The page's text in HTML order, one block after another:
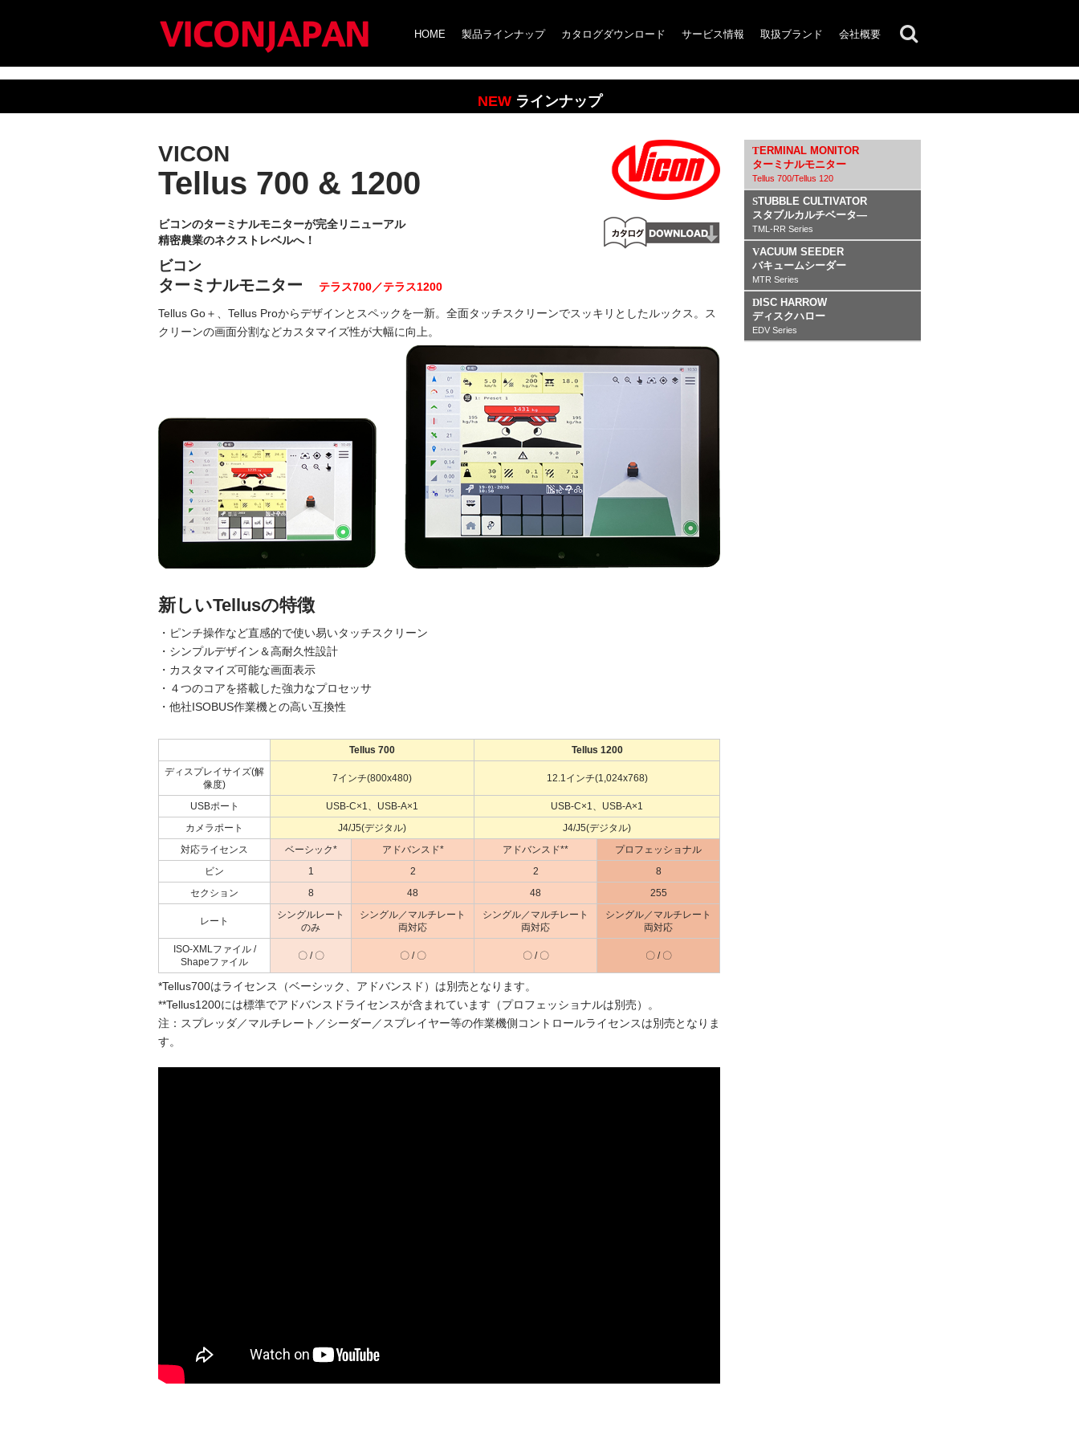
HOME 製品ラインナップ カタログダウンロード サービス情報 取扱ブランド 会社概要
NEWラインナップ
VICON
Tellus 700 & 1200
ビコンのターミナルモニターが完全リニューアル
精密農業のネクストレベルへ！
ビコン
ターミナルモニター テラス700／テラス1200
Tellus Go＋、Tellus Proからデザインとスペックを一新。全面タッチスクリーンでスッキリとしたルックス。ス
クリーンの画面分割などカスタマイズ性が大幅に向上。
新しいTellusの特徴
・ピンチ操作など直感的で使い易いタッチスクリーン
・シンプルデザイン＆高耐久性設計
・カスタマイズ可能な画面表示
・４つのコアを搭載した強力なプロセッサ
・他社ISOBUS作業機との高い互換性
Tellus 700
Tellus 1200
ディスプレイサイズ(解
像度)
7インチ(800x480) 12.1インチ(1,024x768)
USBポート USB-C×1、USB-A×1
USB-C×1、USB-A×1
カメラポート
J4/J5(デジタル)
J4/J5(デジタル)
対応ライセンス
ベーシック* アドバンスド* アドバンスド**
プロフェッショナル
ビン
1 2 2
8
セクション
8 48 48 255
レート
シングルレート
のみ
シングル／マルチレート
両対応
シングル／マルチレート
両対応
シングル／マルチレート
両対応
ISO-XMLファイル /
Shapeファイル
〇 / 〇 〇 / 〇 〇 / 〇 〇 / 〇
*Tellus700はライセンス（ベーシック、アドバンスド）は別売となります。
**Tellus1200には標準でアドバンスドライセンスが含まれています（プロフェッショナルは別売）。
注：スプレッダ／マルチレート／シーダー／スプレイヤー等の作業機側コントロールライセンスは別売となりま
す。
TERMINAL MONITOR
ターミナルモニター
Tellus 700/Tellus 120
STUBBLE CULTIVATOR
スタブルカルチベータ―
TML-RR Series
VACUUM SEEDER
バキュームシーダー
MTR Series
DISC HARROW
ディスクハロー
EDV Series